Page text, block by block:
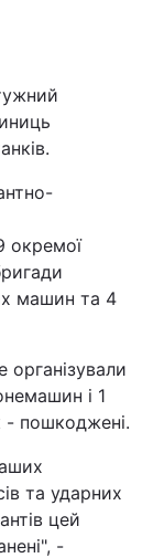
окремої
машин та 4
організували
і 1
пошкоджені.
та ударних
цей
-